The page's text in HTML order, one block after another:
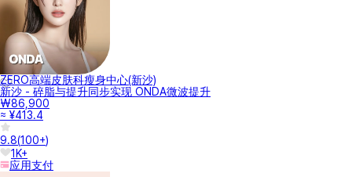
ZERO高端皮肤科瘦身中心(新沙)
新沙 - 碎脂与提升同步实现 ONDA微波提升
₩86,900
≈ ¥413.4
9.8(100+)
1K+
应用支付